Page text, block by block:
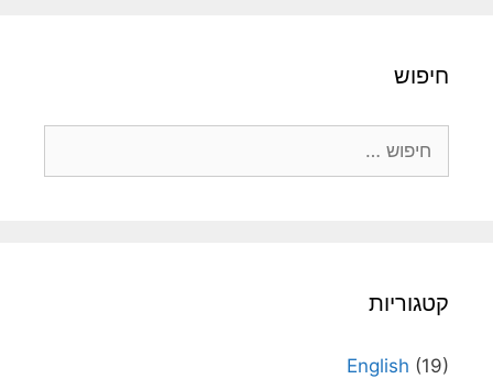
חיפוש
קטגוריות
English (19)